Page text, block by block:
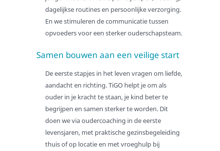
dagelijkse routines en persoonlijke verzorging.
En we stimuleren de communicatie tussen
opvoeders voor een sterker ouderschapsteam.
Samen bouwen aan een veilige start
De eerste stapjes in het leven vragen om liefde,
aandacht en richting. TiGO helpt je om als
ouder in je kracht te staan, je kind beter te
begrijpen en samen sterker te worden. Dit
doen we via oudercoaching in de eerste
levensjaren, met praktische gezinsbegeleiding
thuis of op locatie en met vroeghulp bij
De Jeugdwet
Wet langdurige zorg
Wlz-zorg aanvragen
Werken bij
Vacatures
Contact